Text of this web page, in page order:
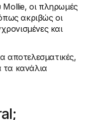
Mollie, οι πληρωμές
ακριβώς οι
και
αποτελεσματικές,
τα κανάλια
στην τραπεζική
την